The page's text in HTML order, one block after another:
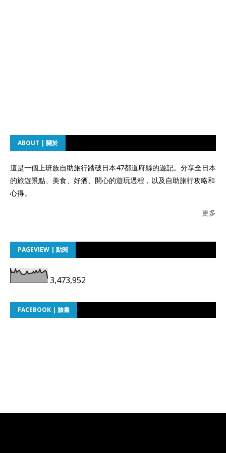
ABOUT | 關於
這是一個上班族自助旅行踏破日本47都道府縣的遊記。分享全日本
的旅遊景點、美食、好酒、開心的遊玩過程，以及自助旅行攻略和
心得。
更多
PAGEVIEW | 點閱
3,473,952
FACEBOOK | 臉書